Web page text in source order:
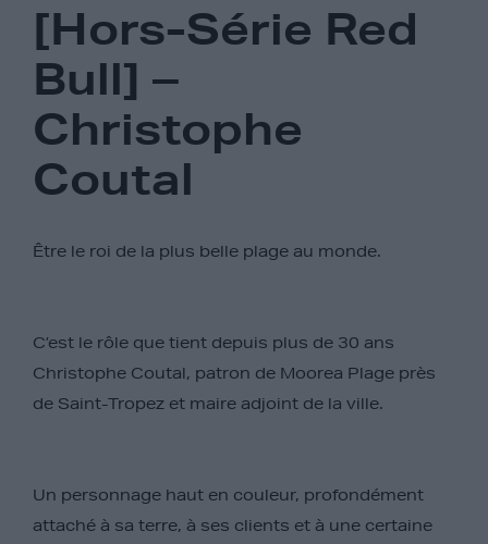
[Hors-Série Red
Bull] –
Christophe
Coutal
Être le roi de la plus belle plage au monde.
C’est le rôle que tient depuis plus de 30 ans
Christophe Coutal, patron de Moorea Plage près
de Saint-Tropez et maire adjoint de la ville.
Un personnage haut en couleur, profondément
attaché à sa terre, à ses clients et à une certaine